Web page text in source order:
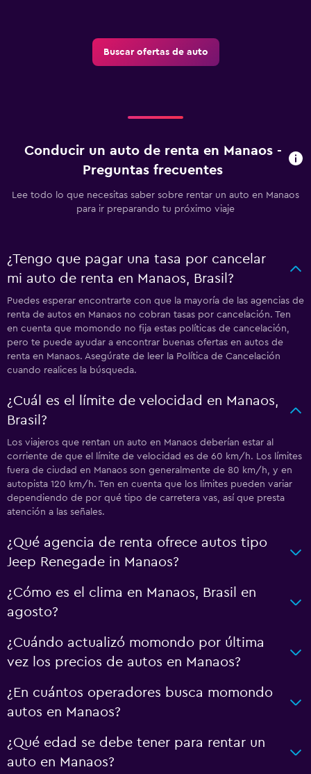
Buscar ofertas de auto
Conducir un auto de renta en Manaos -
Preguntas frecuentes
Lee todo lo que necesitas saber sobre rentar un auto en Manaos
para ir preparando tu próximo viaje
¿Tengo que pagar una tasa por cancelar
mi auto de renta en Manaos, Brasil?
Puedes esperar encontrarte con que la mayoría de las agencias de
renta de autos en Manaos no cobran tasas por cancelación. Ten
en cuenta que momondo no fija estas políticas de cancelación,
pero te puede ayudar a encontrar buenas ofertas en autos de
renta en Manaos. Asegúrate de leer la Política de Cancelación
cuando realices la búsqueda.
¿Cuál es el límite de velocidad en Manaos,
Brasil?
Los viajeros que rentan un auto en Manaos deberían estar al
corriente de que el límite de velocidad es de 60 km/h. Los límites
fuera de ciudad en Manaos son generalmente de 80 km/h, y en
autopista 120 km/h. Ten en cuenta que los límites pueden variar
dependiendo de por qué tipo de carretera vas, así que presta
atención a las señales.
¿Qué agencia de renta ofrece autos tipo
Jeep Renegade in Manaos?
¿Cómo es el clima en Manaos, Brasil en
agosto?
¿Cuándo actualizó momondo por última
vez los precios de autos en Manaos?
¿En cuántos operadores busca momondo
autos en Manaos?
¿Qué edad se debe tener para rentar un
auto en Manaos?